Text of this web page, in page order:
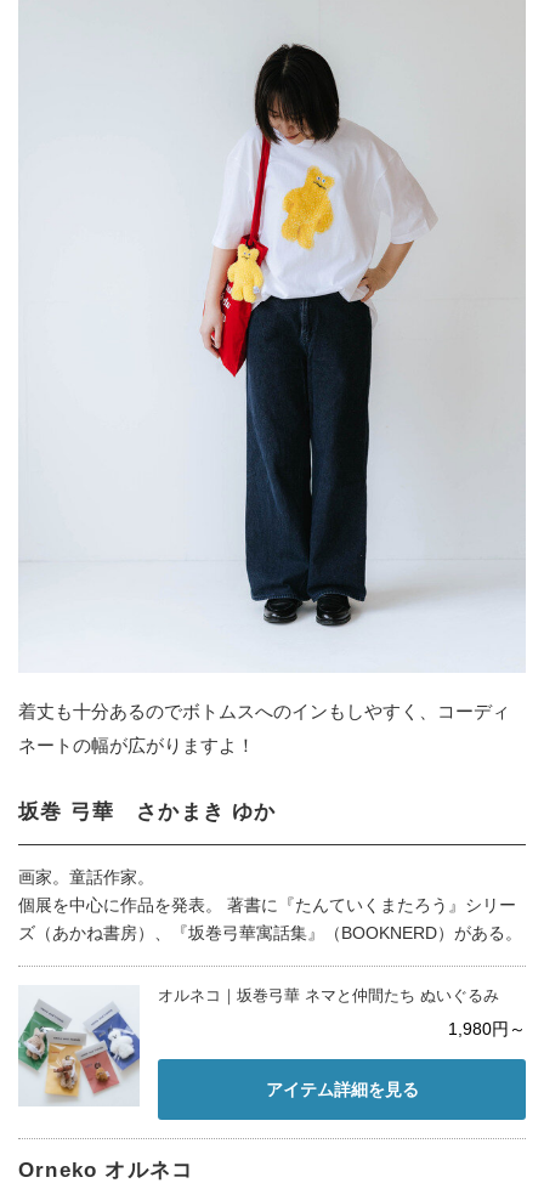
着丈も十分あるのでボトムスへのインもしやすく、コーディ
ネートの幅が広がりますよ！
坂巻 弓華 さかまき ゆか
画家。童話作家。
個展を中心に作品を発表。 著書に『たんていくまたろう』シリー
ズ（あかね書房）、『坂巻弓華寓話集』（BOOKNERD）がある。
オルネコ｜坂巻弓華 ネマと仲間たち ぬいぐるみ
1,980円～
アイテム詳細を見る
Orneko オルネコ